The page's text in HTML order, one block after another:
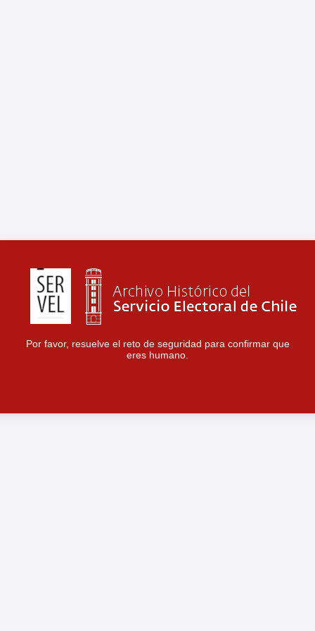
Por favor, resuelve el reto de seguridad para confirmar que
eres humano.